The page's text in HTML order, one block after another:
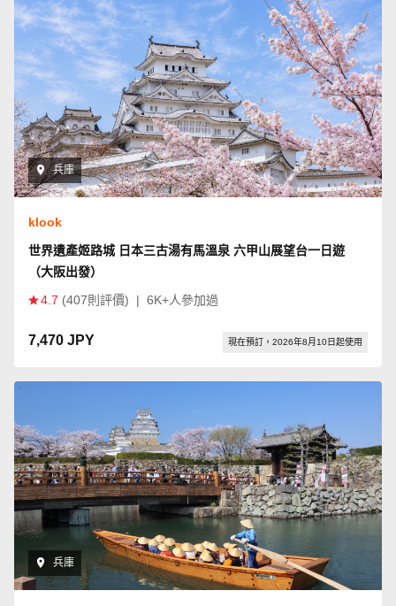
兵庫
klook
世界遺產姬路城 日本三古湯有馬溫泉 六甲山展望台一日遊
（大阪出發）
4.7 (407則評價) | 6K+人參加過
7,470 JPY 現在預訂，2026年8月10日起使用
兵庫